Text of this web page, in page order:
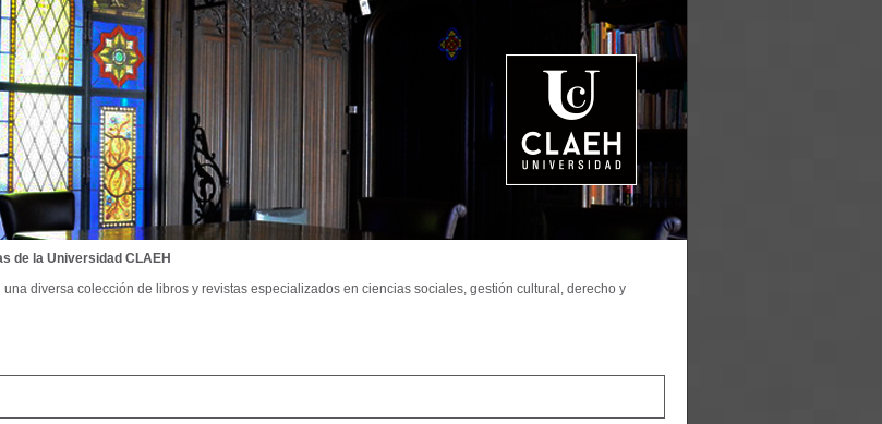
de la Universidad CLAEH
una diversa colección de libros y revistas especializados en ciencias sociales, gestión cultural, derecho y